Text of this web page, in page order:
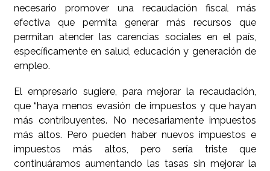
necesario promover una recaudación fiscal más
efectiva que permita generar más recursos que
permitan atender las carencias sociales en el país,
específicamente en salud, educación y generación de
empleo.
El empresario sugiere, para mejorar la recaudación,
que “haya menos evasión de impuestos y que hayan
más contribuyentes. No necesariamente impuestos
más altos. Pero pueden haber nuevos impuestos e
impuestos más altos, pero sería triste que
continuáramos aumentando las tasas sin mejorar la